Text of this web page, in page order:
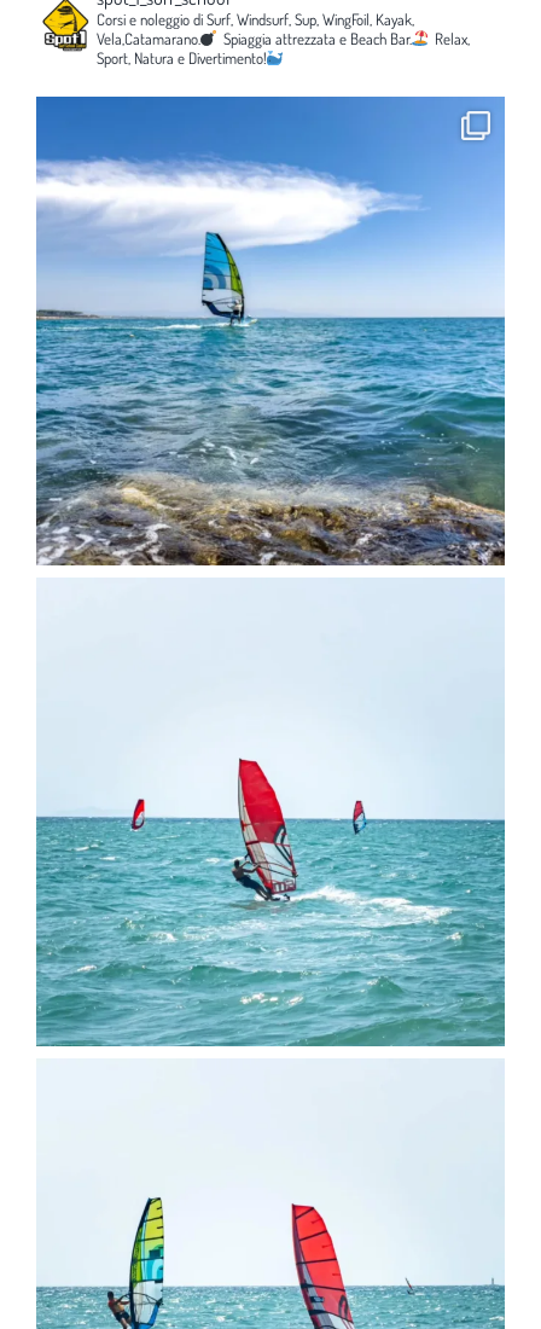
Corsi e noleggio di Surf, Windsurf, Sup, WingFoil, Kayak,
Vela,Catamarano.
Spiaggia attrezzata e Beach Bar.
Relax,
Sport, Natura e Divertimento!